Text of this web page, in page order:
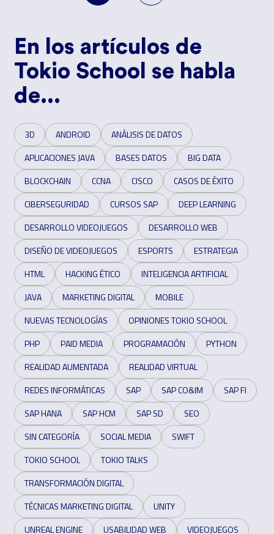
En los artículos de
Tokio School se habla
de...
3D ANDROID
ANÁLISIS DE DATOS
APLICACIONES JAVA
BASES DATOS
BIG DATA
BLOCKCHAIN
CCNA CISCO
CASOS DE ÉXITO
CIBERSEGURIDAD
CURSOS SAP
DEEP LEARNING
DESARROLLO VIDEOJUEGOS
DESARROLLO WEB
DISEÑO DE VIDEOJUEGOS
ESPORTS
ESTRATEGIA
HTML
HACKING ÉTICO
INTELIGENCIA ARTIFICIAL
JAVA
MARKETING DIGITAL
MOBILE
NUEVAS TECNOLOGÍAS
OPINIONES TOKIO SCHOOL
PHP
PAID MEDIA PROGRAMACIÓN
PYTHON
REALIDAD AUMENTADA
REALIDAD VIRTUAL
REDES INFORMÁTICAS
SAP SAP CO&IM
SAP FI
SAP HANA
SAP HCM SAP SD
SEO
SIN CATEGORÍA
SOCIAL MEDIA
SWIFT
TOKIO SCHOOL
TOKIO TALKS
TRANSFORMACIÓN DIGITAL
TÉCNICAS MARKETING DIGITAL
UNITY
UNREAL ENGINE
USABILIDAD WEB VIDEOJUEGOS